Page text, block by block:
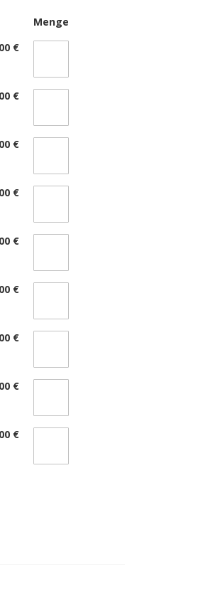
Menge
€
€
€
€
€
€
€
€
€